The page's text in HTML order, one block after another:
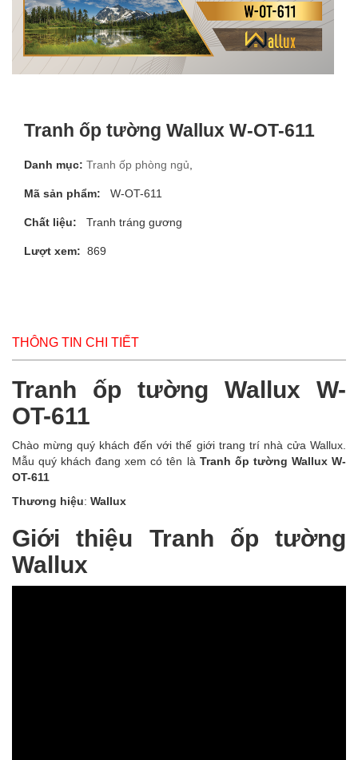
Tranh ốp tường Wallux W-OT-611
Danh mục: Tranh ốp phòng ngủ
Mã sản phẩm: W-OT-611
Chất liệu: Tranh tráng gương
Lượt xem: 869
THÔNG TIN CHI TIẾT
Tranh ốp tường Wallux W-
OT-611
Chào mừng quý khách đến với thế giới trang trí nhà cửa Wallux.
Mẫu quý khách đang xem có tên là Tranh ốp tường Wallux W-
OT-611
Thương hiệu: Wallux
Giới thiệu Tranh ốp tường
Wallux